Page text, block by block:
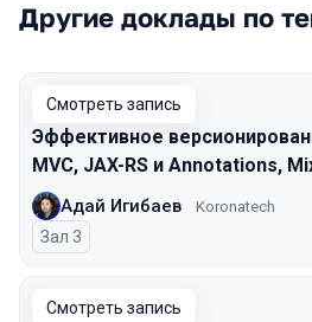
Другие доклады по
Смотреть запись
Эффективное
MVC, JAX-RS и Annotations,
Адай Игибаев Koronatech
Зал 3
Смотреть запись